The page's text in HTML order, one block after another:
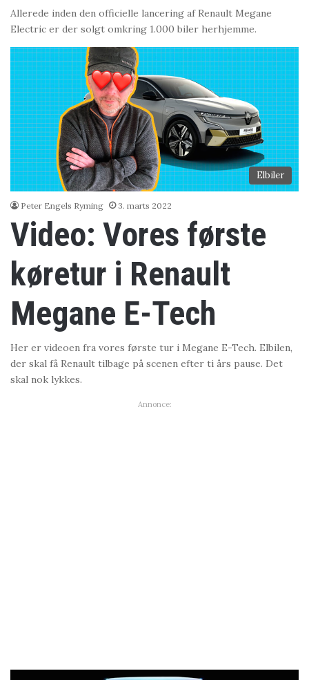
Allerede inden den officielle lancering af Renault Megane
Electric er der solgt omkring 1.000 biler herhjemme.
Elbiler
Peter Engels Ryming 3. marts 2022
Video: Vores første
køretur i Renault
Megane E-Tech
Her er videoen fra vores første tur i Megane E-Tech. Elbilen,
der skal få Renault tilbage på scenen efter ti års pause. Det
skal nok lykkes.
Annonce: